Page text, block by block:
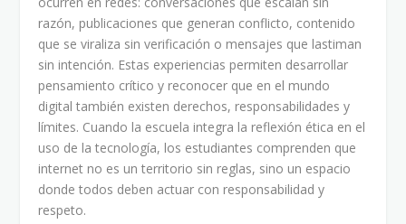
razón, publicaciones que generan conflicto, contenido
que se viraliza sin verificación o mensajes que lastiman
sin intención. Estas experiencias permiten desarrollar
pensamiento crítico y reconocer que en el mundo
digital también existen derechos, responsabilidades y
límites. Cuando la escuela integra la reflexión ética en el
uso de la tecnología, los estudiantes comprenden que
internet no es un territorio sin reglas, sino un espacio
donde todos deben actuar con responsabilidad y
respeto.